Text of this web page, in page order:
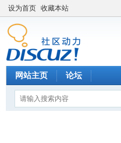
设为首页 收藏本站
网站主页 论坛